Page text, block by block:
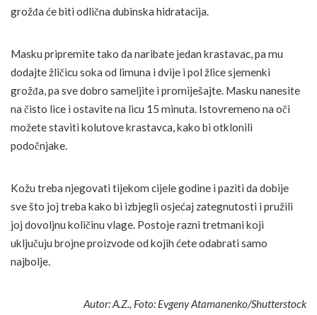
grožđa će biti odlična dubinska hidratacija.
Masku pripremite tako da naribate jedan krastavac, pa mu
dodajte žličicu soka od limuna i dvije i pol žlice sjemenki
grožđa, pa sve dobro sameljite i promiješajte. Masku nanesite
na čisto lice i ostavite na licu 15 minuta. Istovremeno na oči
možete staviti kolutove krastavca, kako bi otklonili
podočnjake.
Kožu treba njegovati tijekom cijele godine i paziti da dobije
sve što joj treba kako bi izbjegli osjećaj zategnutosti i pružili
joj dovoljnu količinu vlage. Postoje razni tretmani koji
uključuju brojne proizvode od kojih ćete odabrati samo
najbolje.
Autor: A.Z., Foto: Evgeny Atamanenko/Shutterstock